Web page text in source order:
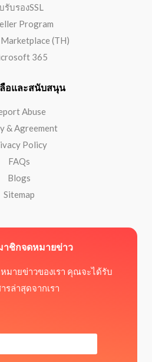
รับรองSSL
Program
(TH)
365
อและสนับสนุน
Abuse
& Agreement
Policy
FAQs
Blogs
Sitemap
าชิกจดหมายข่าว
มายข่าวของเรา คุณจะได้รับ
รล่าสุดจากเรา